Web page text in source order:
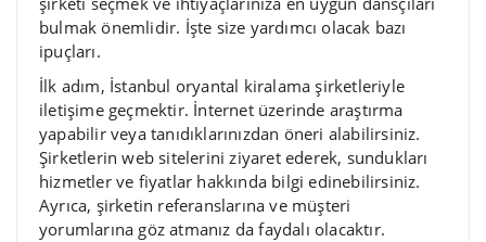
bulmak önemlidir. İşte size yardımcı olacak bazı
ipuçları.
İlk adım, İstanbul oryantal kiralama şirketleriyle
iletişime geçmektir. İnternet üzerinde araştırma
yapabilir veya tanıdıklarınızdan öneri alabilirsiniz.
Şirketlerin web sitelerini ziyaret ederek, sundukları
hizmetler ve fiyatlar hakkında bilgi edinebilirsiniz.
Ayrıca, şirketin referanslarına ve müşteri
yorumlarına göz atmanız da faydalı olacaktır.